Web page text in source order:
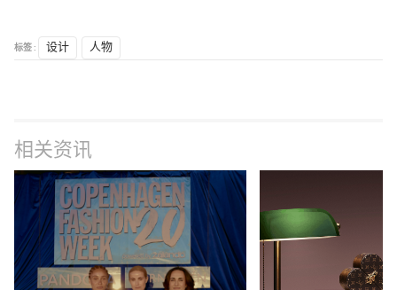
标签 : 设计 人物
相关资讯